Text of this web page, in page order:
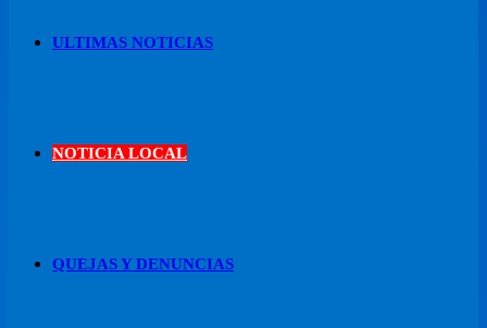
ULTIMAS NOTICIAS
NOTICIA LOCAL
QUEJAS Y DENUNCIAS